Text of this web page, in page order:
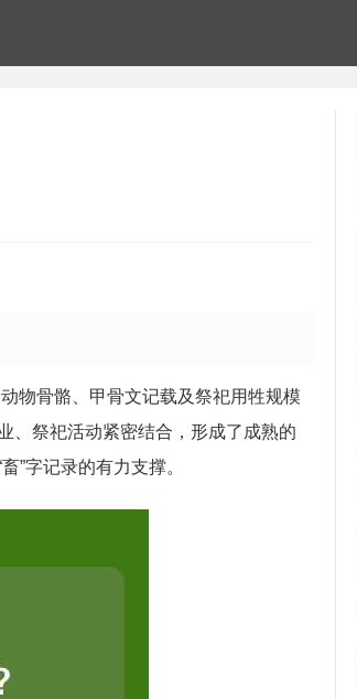
物骨骼、甲骨文记载及祭祀用牲规模
、祭祀活动紧密结合，形成了成熟的
”字记录的有力支撑。